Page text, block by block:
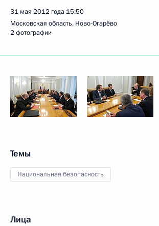
31 мая 2012 года 15:50
Московская область, Ново-Огарёво
2 фотографии
Темы
Национальная безопасность
Лица